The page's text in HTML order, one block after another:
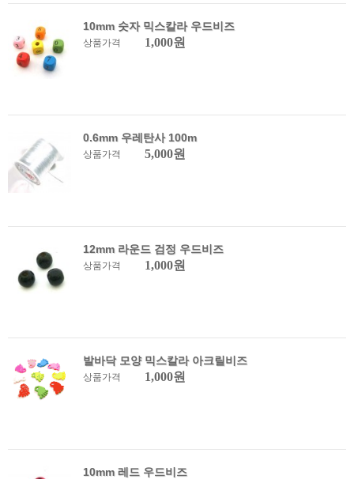
10mm 숫자 믹스칼라 우드비즈
상품가격 1,000원
0.6mm 우레탄사 100m
상품가격 5,000원
12mm 라운드 검정 우드비즈
상품가격 1,000원
발바닥 모양 믹스칼라 아크릴비즈
상품가격 1,000원
10mm 레드 우드비즈